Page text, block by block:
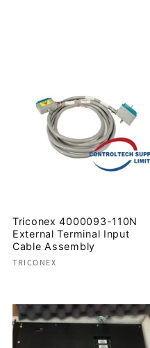
Triconex 4000093-110N
External Terminal Input
Cable Assembly
Proveedor:
TRICONEX
habitual